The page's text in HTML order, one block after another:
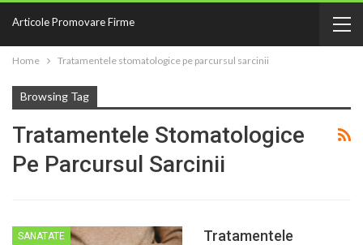
Articole Promovare Firme
Home Tratamentele stomatologice pe parcursul sarcinii
Browsing Tag
Tratamentele Stomatologice
Pe Parcursul Sarcinii
SANATATE
Tratamentele